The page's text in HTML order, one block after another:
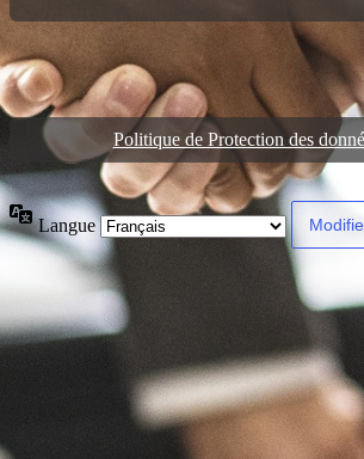
Politique de Protection des
Langue